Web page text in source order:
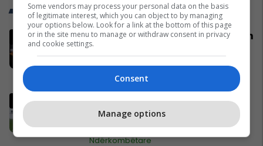
Trend Telegrafi
‘Luftëtari’ shqiptar bën shqiponjën
në mes të Beogradit - serbët e
cilësojnë provokim, ai e cilëson
simbol të identitetit
Nga Bernabeu në Camp Nou?
Barcelona synon transferimin
befasues të yllit të Real Madridit
Ndërkombëtare
Some vendors may process your personal data on the basis
of legitimate interest, which you can object to by managing
your options below. Look for a link at the bottom of this page
or in the site menu to manage or withdraw consent in privacy
and cookie settings.
Consent
Manage options